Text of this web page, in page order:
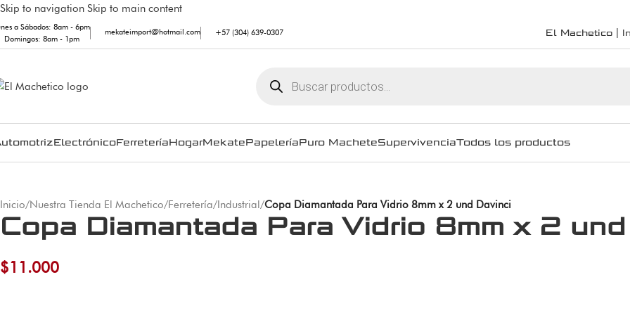
Skip to navigation Skip to main content
a Sábados: 8am - 6pm
Domingos: 8am - 1pm
mekateimport@hotmail.com +57 (304) 639-0307 El Machetico |
ElectrónicoFerreteríaHogarMekatePapeleríaPuro MacheteSupervivenciaTodos los productos
Inicio/Nuestra Tienda El Machetico/Ferretería/Industrial/Copa Diamantada Para Vidrio 8mm x 2 und Davinci
Copa Diamantada Para Vidrio 8mm x 2
$11.000